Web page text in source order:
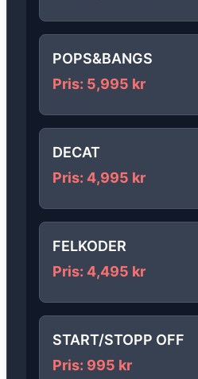
POPS&BANGS
Pris: 5,995 kr
DECAT
Pris: 4,995 kr
FELKODER
Pris: 4,495 kr
START/STOPP OFF
Pris: 995 kr